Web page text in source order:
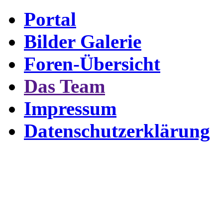
Portal
Bilder Galerie
Foren-Übersicht
Das Team
Impressum
Datenschutzerklärung